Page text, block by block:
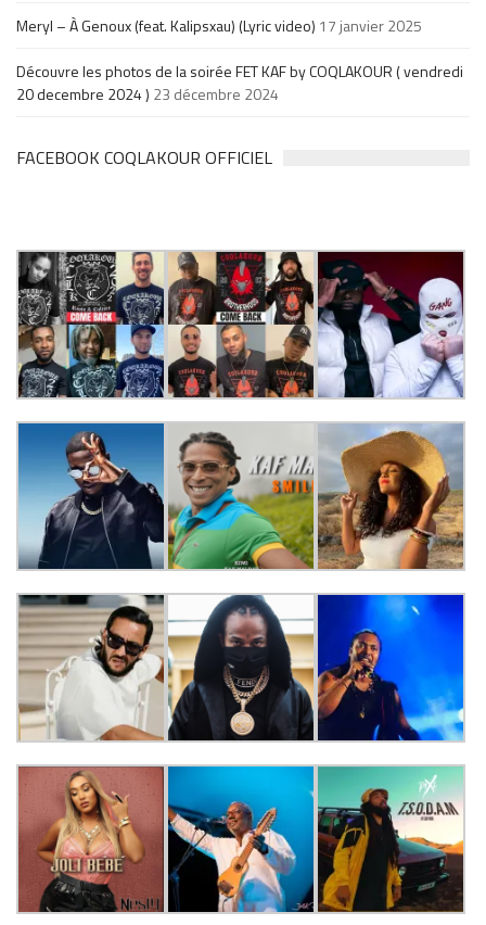
Meryl – À Genoux (feat. Kalipsxau) (Lyric video) 17 janvier 2025
Découvre les photos de la soirée FET KAF by COQLAKOUR ( vendredi
20 decembre 2024 ) 23 décembre 2024
FACEBOOK COQLAKOUR OFFICIEL